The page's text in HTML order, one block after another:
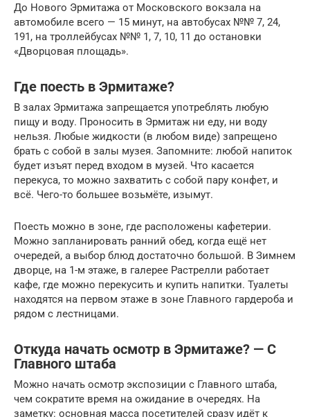
До Нового Эрмитажа от Московского вокзала на
автомобиле всего — 15 минут, на автобусах №№ 7, 24,
191, на троллейбусах №№ 1, 7, 10, 11 до остановки
«Дворцовая площадь».
Где поесть в Эрмитаже?
В залах Эрмитажа запрещается употреблять любую
пищу и воду. Проносить в Эрмитаж ни еду, ни воду
нельзя. Любые жидкости (в любом виде) запрещено
брать с собой в залы музея. Запомните: любой напиток
будет изъят перед входом в музей. Что касается
перекуса, то можно захватить с собой пару конфет, и
всё. Чего-то большее возьмёте, изымут.
Поесть можно в зоне, где расположены кафетерии.
Можно запланировать ранний обед, когда ещё нет
очередей, а выбор блюд достаточно большой. В Зимнем
дворце, на 1-м этаже, в галерее Растрелли работает
кафе, где можно перекусить и купить напитки. Туалеты
находятся на первом этаже в зоне Главного гардероба и
рядом с лестницами.
Откуда начать осмотр в Эрмитаже? — С
Главного штаба
Можно начать осмотр экспозиции с Главного штаба,
чем сократите время на ожидание в очередях. На
заметку: основная масса посетителей сразу идёт к